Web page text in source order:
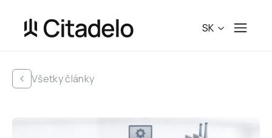
SK
Všetky články